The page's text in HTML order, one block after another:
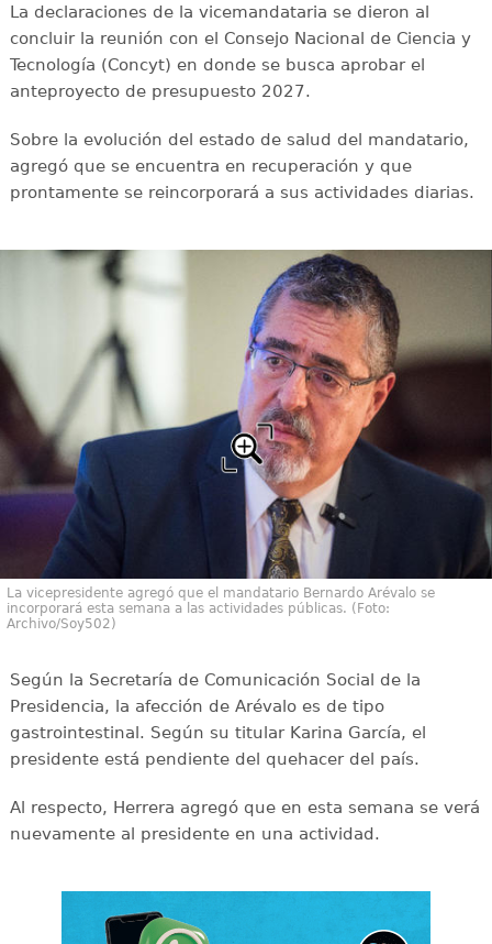
La declaraciones de la vicemandataria se dieron al
concluir la reunión con el Consejo Nacional de Ciencia y
Tecnología (Concyt) en donde se busca aprobar el
anteproyecto de presupuesto 2027.
Sobre la evolución del estado de salud del mandatario,
agregó que se encuentra en recuperación y que
prontamente se reincorporará a sus actividades diarias.
La vicepresidente agregó que el mandatario Bernardo Arévalo se
incorporará esta semana a las actividades públicas. (Foto:
Archivo/Soy502)
Según la Secretaría de Comunicación Social de la
Presidencia, la afección de Arévalo es de tipo
gastrointestinal. Según su titular Karina García, el
presidente está pendiente del quehacer del país.
Al respecto, Herrera agregó que en esta semana se verá
nuevamente al presidente en una actividad.